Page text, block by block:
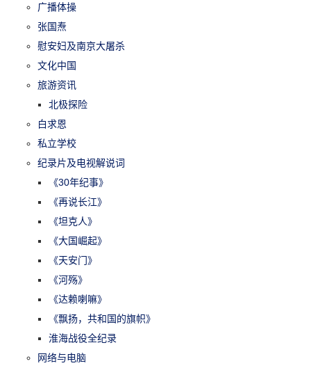
广播体操
张国焘
慰安妇及南京大屠杀
文化中国
旅游资讯
北极探险
白求恩
私立学校
纪录片及电视解说词
《30年纪事》
《再说长江》
《坦克人》
《大国崛起》
《天安门》
《河殇》
《达赖喇嘛》
《飘扬，共和国的旗帜》
淮海战役全纪录
网络与电脑